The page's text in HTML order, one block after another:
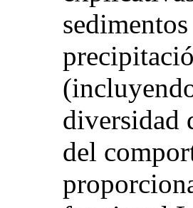
diversidad
del